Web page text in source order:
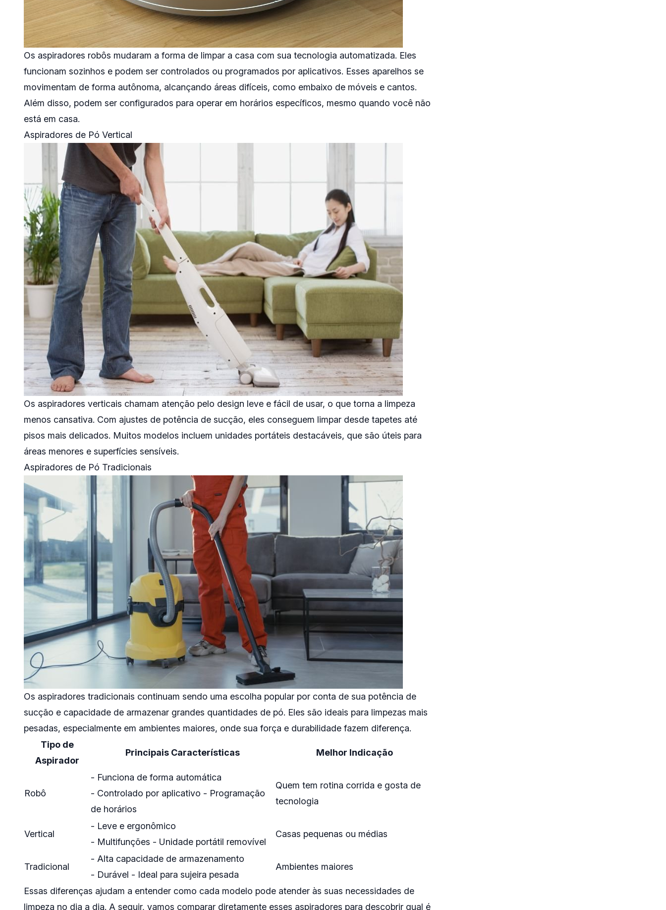
Os aspiradores robôs mudaram a forma de limpar a casa com sua tecnologia automatizada. Eles
funcionam sozinhos e podem ser controlados ou programados por aplicativos. Esses aparelhos se
movimentam de forma autônoma, alcançando áreas difíceis, como embaixo de móveis e cantos.
Além disso, podem ser configurados para operar em horários específicos, mesmo quando você não
está em casa.
Aspiradores de Pó Vertical
Os aspiradores verticais chamam atenção pelo design leve e fácil de usar, o que torna a limpeza
menos cansativa. Com ajustes de potência de sucção, eles conseguem limpar desde tapetes até
pisos mais delicados. Muitos modelos incluem unidades portáteis destacáveis, que são úteis para
áreas menores e superfícies sensíveis.
Aspiradores de Pó Tradicionais
Os aspiradores tradicionais continuam sendo uma escolha popular por conta de sua potência de
sucção e capacidade de armazenar grandes quantidades de pó. Eles são ideais para limpezas mais
pesadas, especialmente em ambientes maiores, onde sua força e durabilidade fazem diferença.
Tipo de
Aspirador
Principais Características Melhor Indicação
Robô
- Funciona de forma automática
- Controlado por aplicativo - Programação
de horários
Quem tem rotina corrida e gosta de
tecnologia
Vertical
- Leve e ergonômico
- Multifunções - Unidade portátil removível
Casas pequenas ou médias
Tradicional
- Alta capacidade de armazenamento
- Durável - Ideal para sujeira pesada
Ambientes maiores
Essas diferenças ajudam a entender como cada modelo pode atender às suas necessidades de
limpeza no dia a dia. A seguir, vamos comparar diretamente esses aspiradores para descobrir qual é